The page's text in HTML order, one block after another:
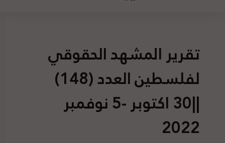
تقرير المشهد الحقوقي
لفلسطين العدد (148)
||30 اكتوبر -5 نوفمبر
2022